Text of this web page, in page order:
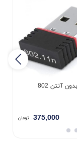
آنتن 802
375,000 تومان